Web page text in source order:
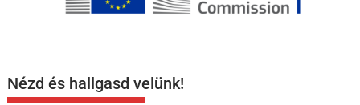
Nézd és hallgasd velünk!